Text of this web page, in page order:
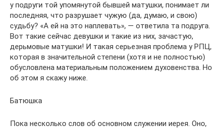
у подруги той упомянутой бывшей матушки, понимает ли
последняя, что разрушает чужую (да, думаю, и свою)
судьбу? «А ей на это наплевать», — ответила та подруга.
Вот такие сейчас девушки и такие из них, зачастую,
дерьмовые матушки! И такая серьезная проблема у РПЦ,
которая в значительной степени (хотя и не полностью)
обусловлена материальным положением духовенства. Но
об этом я скажу ниже.
Батюшка
Пока несколько слов об основном служении иерея. Оно,